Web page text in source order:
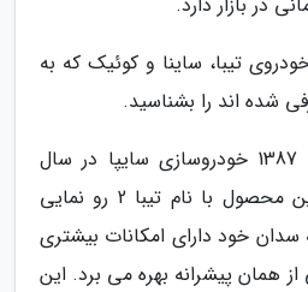
تیبا، ساینا و کوئیک که به
شده اند را بشناسید.
تیبا: این خودرو در سال 1387 خودروسازی سایپا در سال
1391 از مدل هاچ بک این محصول با نام تیبا 2 رو نمایی
خود دارای امکانات بیشتری
همان پیشرانه بهره می برد. این